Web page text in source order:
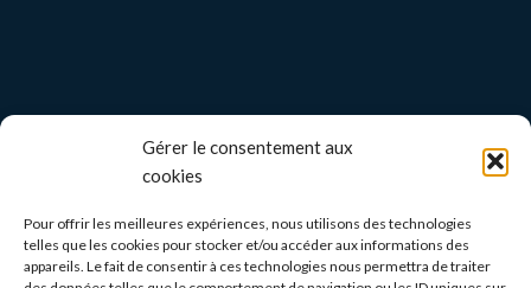
Gérer le consentement aux
cookies
Pour offrir les meilleures expériences, nous utilisons des technologies
telles que les cookies pour stocker et/ou accéder aux informations des
appareils. Le fait de consentir à ces technologies nous permettra de traiter